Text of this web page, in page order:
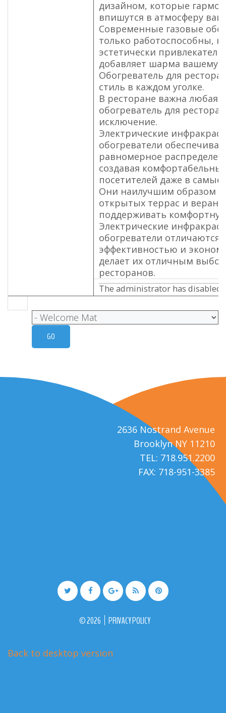
дизайном, которые
впишутся в атмосферу
Современные газовые
только работоспособны,
эстетически
добавляет шарма вашему
Обогреватель для
стиль в каждом уголке.
В ресторане важна любая
обогреватель для
исключение.
Электрические
обогреватели
равномерное
создавая
посетителей даже в самые
Они наилучшим образом
открытых террас и
поддерживать
Электрические
обогреватели отличаются
эффективностью и
делает их отличным
ресторанов.
The administrator has disabled
2636 Nostrand Avenue
Brooklyn NY 11210
TEL: 718.951.2200
FAX: 718-951-3385
©2026 PRIVACY POLICY
Back to desktop version